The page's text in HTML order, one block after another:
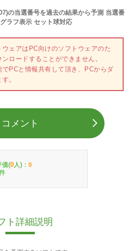
の当選番号を過去の結果から予測 当選番
ラフ表示 セット球対応
ェアはPC向けのソフトウェアのた
ロードすることができません。
PCと情報共有して頂き、PCからダ
。
コメント
価(0 人)： 0
ト詳細説明